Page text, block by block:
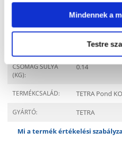
Mindennek a
Testre
FAJTA: Pálcák
CSOMAG SÚLYA
(KG):
0.14
TERMÉKCSALÁD: TETRA Pond
GYÁRTÓ: TETRA
Mi a termék értékelési